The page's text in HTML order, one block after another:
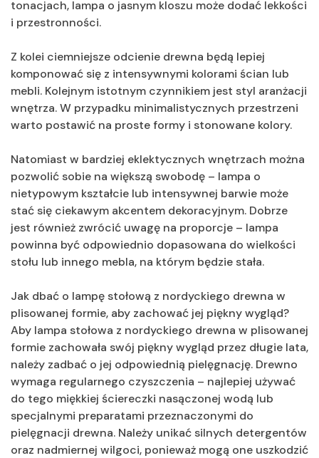
tonacjach, lampa o jasnym kloszu może dodać lekkości
i przestronności.
Z kolei ciemniejsze odcienie drewna będą lepiej
komponować się z intensywnymi kolorami ścian lub
mebli. Kolejnym istotnym czynnikiem jest styl aranżacji
wnętrza. W przypadku minimalistycznych przestrzeni
warto postawić na proste formy i stonowane kolory.
Natomiast w bardziej eklektycznych wnętrzach można
pozwolić sobie na większą swobodę – lampa o
nietypowym kształcie lub intensywnej barwie może
stać się ciekawym akcentem dekoracyjnym. Dobrze
jest również zwrócić uwagę na proporcje – lampa
powinna być odpowiednio dopasowana do wielkości
stołu lub innego mebla, na którym będzie stała.
Jak dbać o lampę stołową z nordyckiego drewna w
plisowanej formie, aby zachować jej piękny wygląd?
Aby lampa stołowa z nordyckiego drewna w plisowanej
formie zachowała swój piękny wygląd przez długie lata,
należy zadbać o jej odpowiednią pielęgnację. Drewno
wymaga regularnego czyszczenia – najlepiej używać
do tego miękkiej ściereczki nasączonej wodą lub
specjalnymi preparatami przeznaczonymi do
pielęgnacji drewna. Należy unikać silnych detergentów
oraz nadmiernej wilgoci, ponieważ mogą one uszkodzić